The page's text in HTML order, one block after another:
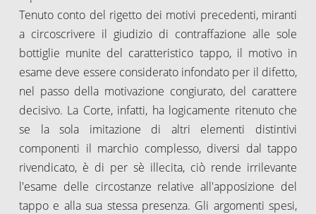
Tenuto conto del rigetto dei motivi precedenti, miranti
a circoscrivere il giudizio di contraffazione alle sole
bottiglie munite del caratteristico tappo, il motivo in
esame deve essere considerato infondato per il difetto,
nel passo della motivazione congiurato, del carattere
decisivo. La Corte, infatti, ha logicamente ritenuto che
se la sola imitazione di altri elementi distintivi
componenti il marchio complesso, diversi dal tappo
rivendicato, è di per sè illecita, ciò rende irrilevante
l'esame delle circostanze relative all'apposizione del
tappo e alla sua stessa presenza. Gli argomenti spesi,